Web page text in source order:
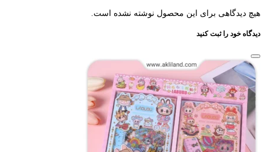
هیچ دیدگاهی برای این محصول نوشته نشده است.
دیدگاه خود را ثبت کنید